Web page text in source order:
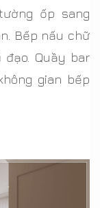
ốp sang
Bếp nấu chữ
Quầy bar
gian bếp